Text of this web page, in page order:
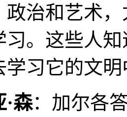
政治和艺术
习。这些人
学习它的文
·森：加尔各